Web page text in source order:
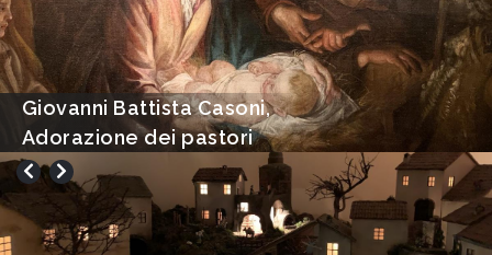
Giovanni Battista Casoni,
Adorazione dei pastori